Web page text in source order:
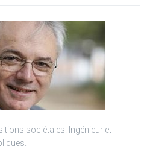
sociétales. Ingénieur et